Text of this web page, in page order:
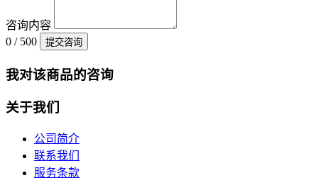
咨询内容
0 / 500
提交咨询
我对该商品的咨询
关于我们
公司简介
联系我们
服务条款